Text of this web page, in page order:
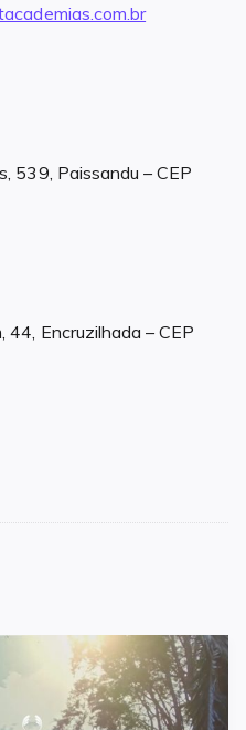
539, Paissandu – CEP
44, Encruzilhada – CEP